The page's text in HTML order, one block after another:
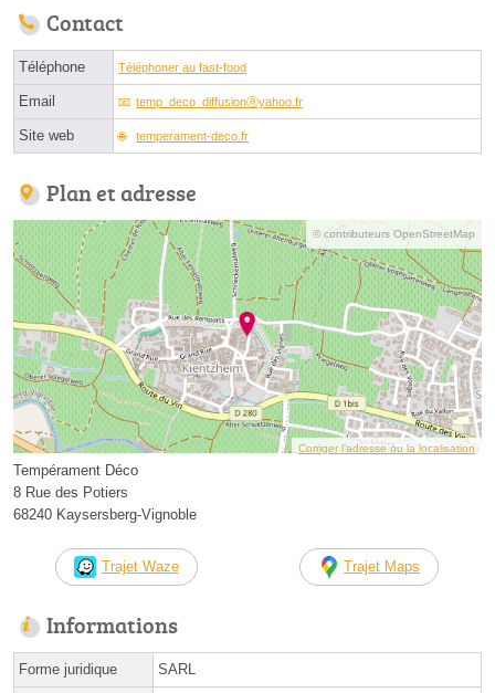
Contact
Téléphone Téléphoner au fast-food
Email temp_deco_diffusionⓐyahoo.fr
Site web temperament-deco.fr
Plan et adresse
© contributeurs OpenStreetMap
Corriger l’adresse ou la localisation
Tempérament Déco
8 Rue des Potiers
68240 Kaysersberg-Vignoble
Trajet Waze Trajet Maps
Informations
Forme juridique SARL